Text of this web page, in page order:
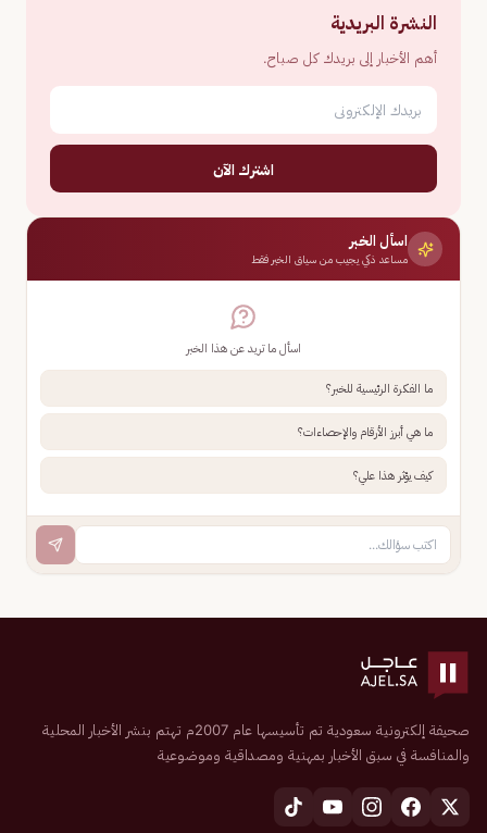
النشرة البريدية
أهم الأخبار إلى بريدك كل صباح.
اشترك الآن
اسأل الخبر
مساعد ذكي يجيب من سياق الخبر فقط
اسأل ما تريد عن هذا الخبر
ما الفكرة الرئيسية للخبر؟
ما هي أبرز الأرقام والإحصاءات؟
كيف يؤثر هذا علي؟
صحيفة إلكترونية سعودية تم تأسيسها عام 2007م تهتم بنشر الأخبار المحلية
والمنافسة في سبق الأخبار بمهنية ومصداقية وموضوعية